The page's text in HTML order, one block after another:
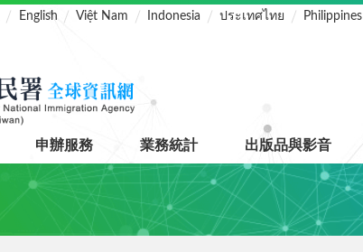
English Việt Nam Indonesia ประเทศไทย Philippines
申辦服務 業務統計 出版品與影音